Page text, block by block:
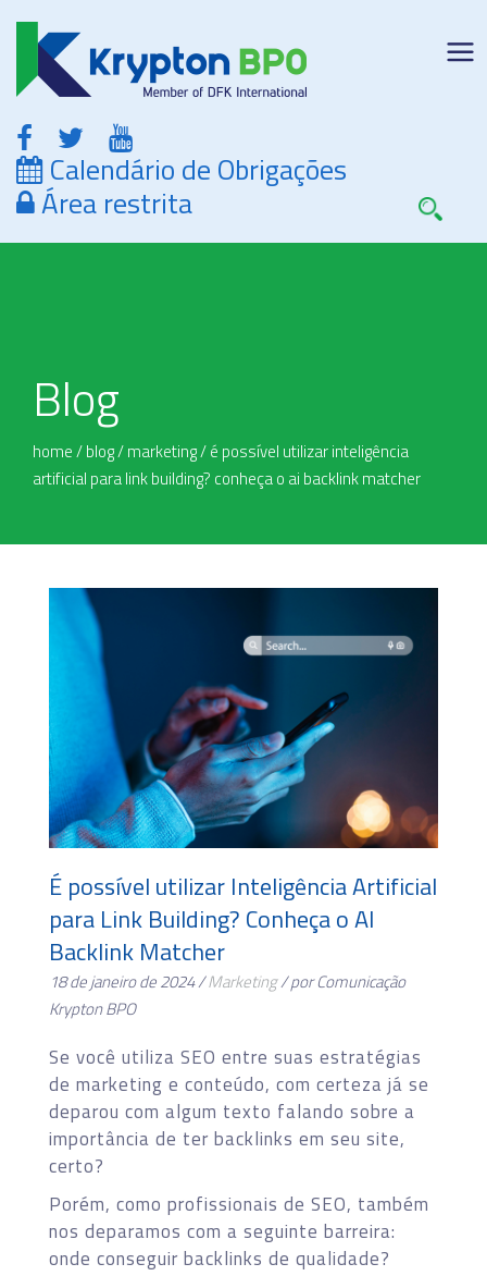
Calendário de Obrigações
Área restrita
Blog
home/blog/marketing/é possível utilizar inteligência
artificial para link building? conheça o ai backlink matcher
É possível utilizar Inteligência Artificial
para Link Building? Conheça o AI
Backlink Matcher
18 de janeiro de 2024 /Marketing/ por Comunicação
Krypton BPO
Se você utiliza SEO entre suas estratégias
de marketing e conteúdo, com certeza já se
deparou com algum texto falando sobre a
importância de ter backlinks em seu site,
certo?
Porém, como profissionais de SEO, também
nos deparamos com a seguinte barreira:
onde conseguir backlinks de qualidade?